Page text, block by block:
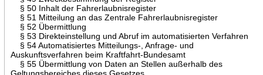
§ 50 Inhalt der Fahrerlaubnisregister
§ 51 Mitteilung an das Zentrale Fahrerlaubnisregister
§ 52 Übermittlung
§ 53 Direkteinstellung und Abruf im automatisierten Verfahren
§ 54 Automatisiertes Mitteilungs-, Anfrage- und
Auskunftsverfahren beim Kraftfahrt-Bundesamt
§ 55 Übermittlung von Daten an Stellen außerhalb des
Geltungsbereiches dieses Gesetzes